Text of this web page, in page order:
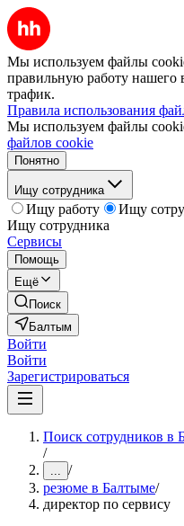
Мы используем файлы
правильную работу нашего
трафик.
Правила использования
Мы используем файлы
файлов cookie
Понятно
Ищу сотрудника
Ищу работу
Ищу
Ищу сотрудника
Сервисы
Помощь
Ещё
Поиск
Балтым
Войти
Войти
Зарегистрироваться
Поиск сотрудников в
/
... /
резюме в Балтыме/
директор по сервису